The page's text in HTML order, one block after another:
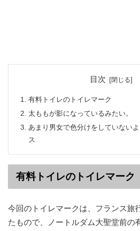
目次
有料トイレのトイレマーク
太ももが影になっているみたい。
あまり男女で色分けをしていない
ス
有料トイレのトイレマーク
今回のトイレマークは、フランス旅
たもので、ノートルダム大聖堂前の